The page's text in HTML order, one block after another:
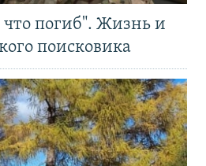
что погиб". Жизнь и
поисковика